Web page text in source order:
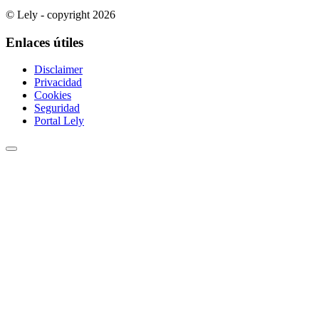
© Lely - copyright 2026
Enlaces útiles
Disclaimer
Privacidad
Cookies
Seguridad
Portal Lely